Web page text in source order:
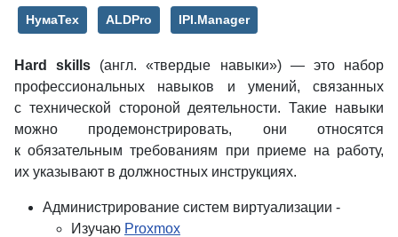
НумаТех ALDPro IPI.Manager
Hard skills (англ. «твердые навыки») — это набор
профессиональных навыков и умений, связанных
с технической стороной деятельности. Такие навыки
можно продемонстрировать, они относятся
к обязательным требованиям при приеме на работу,
их указывают в должностных инструкциях.
Администрирование систем виртуализации -
Изучаю Proxmox